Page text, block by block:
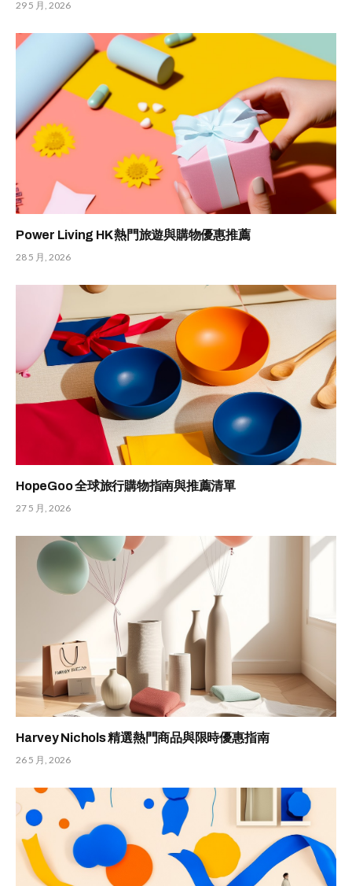
29 5 月, 2026
Power Living HK 熱門旅遊與購物優惠推薦
28 5 月, 2026
HopeGoo 全球旅行購物指南與推薦清單
27 5 月, 2026
Harvey Nichols 精選熱門商品與限時優惠指南
26 5 月, 2026